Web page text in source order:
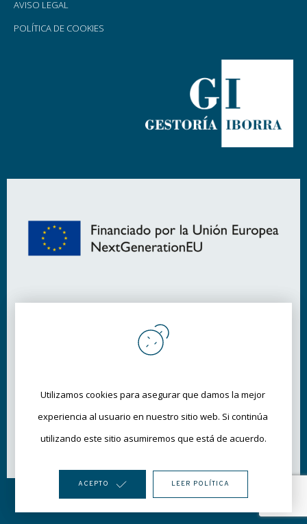
AVISO LEGAL
POLÍTICA DE COOKIES
Utilizamos cookies para asegurar que damos la mejor
experiencia al usuario en nuestro sitio web. Si continúa
utilizando este sitio asumiremos que está de acuerdo.
ACEPTO LEER POLÍTICA
Utilizamos cookies para asegurar que damos la mejor
experiencia al usuario en nuestro sitio web. Si continúa
utilizando este sitio asumiremos que está de acuerdo.
ACEPTO LEER POLÍTICA